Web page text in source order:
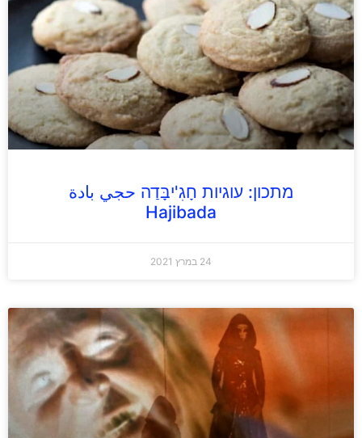
מתכון: עוגיות חָגִ'יבָּדַה حجي بادة
Hajibada
24 במרץ 2021